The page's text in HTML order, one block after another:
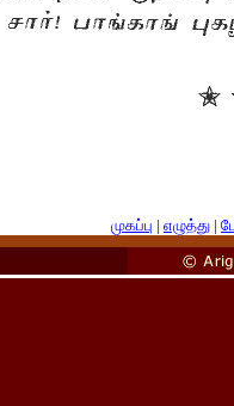
முகப்பு | எழுத்து |